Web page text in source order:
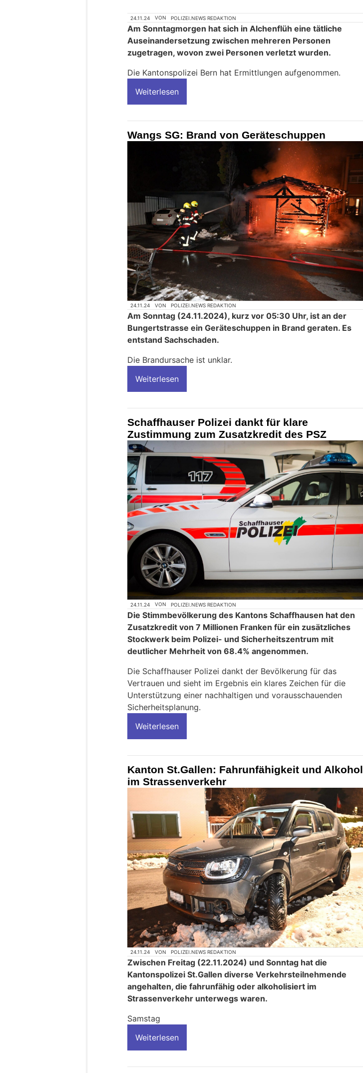
24.11.24 VON POLIZEI.NEWS REDAKTION
Am Sonntagmorgen hat sich in Alchenflüh eine tätliche
Auseinandersetzung zwischen mehreren Personen
zugetragen, wovon zwei Personen verletzt wurden.
Die Kantonspolizei Bern hat Ermittlungen aufgenommen.
Weiterlesen
Wangs SG: Brand von Geräteschuppen
24.11.24 VON POLIZEI.NEWS REDAKTION
Am Sonntag (24.11.2024), kurz vor 05:30 Uhr, ist an der
Bungertstrasse ein Geräteschuppen in Brand geraten. Es
entstand Sachschaden.
Die Brandursache ist unklar.
Weiterlesen
Schaffhauser Polizei dankt für klare
Zustimmung zum Zusatzkredit des PSZ
24.11.24 VON POLIZEI.NEWS REDAKTION
Die Stimmbevölkerung des Kantons Schaffhausen hat den
Zusatzkredit von 7 Millionen Franken für ein zusätzliches
Stockwerk beim Polizei- und Sicherheitszentrum mit
deutlicher Mehrheit von 68.4% angenommen.
Die Schaffhauser Polizei dankt der Bevölkerung für das
Vertrauen und sieht im Ergebnis ein klares Zeichen für die
Unterstützung einer nachhaltigen und vorausschauenden
Sicherheitsplanung.
Weiterlesen
Kanton St.Gallen: Fahrunfähigkeit und Alkohol
im Strassenverkehr
24.11.24 VON POLIZEI.NEWS REDAKTION
Zwischen Freitag (22.11.2024) und Sonntag hat die
Kantonspolizei St.Gallen diverse Verkehrsteilnehmende
angehalten, die fahrunfähig oder alkoholisiert im
Strassenverkehr unterwegs waren.
Samstag
Weiterlesen